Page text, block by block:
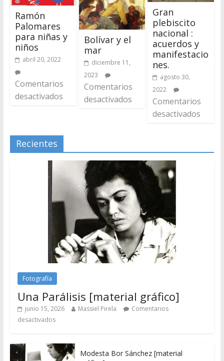
Ramón
Palomares
para niñas y
niños
abril 20, 2022
Comentarios
desactivados
Bolívar y el
mar
diciembre 11,
2023
Comentarios
desactivados
Gran
plebiscito
nacional :
acuerdos y
manifestacio
nes.
agosto 30,
2022
Comentarios
desactivados
Recientes
Fotografía
Una Parálisis [material gráfico]
junio 15, 2026 Massiel Pirela
Comentarios
desactivados
Modesta Bor Sánchez [material